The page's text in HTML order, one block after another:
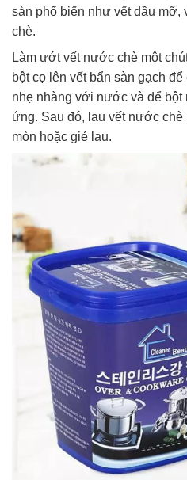
sàn phổ biến như vết dầu mỡ,
chè.
Làm ướt vết nước chè một
bột cọ lên vết bẩn sàn gạch
nhẹ nhàng với nước và để bột
ứng. Sau đó, lau vết nước chè
mòn hoặc giẻ lau.